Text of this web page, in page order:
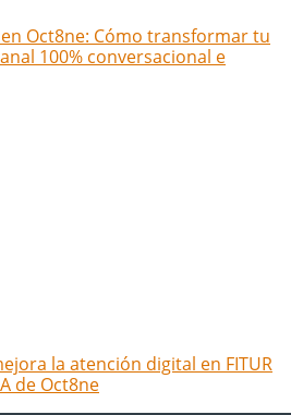
Oct8ne: Cómo transformar tu
100% conversacional e
la atención digital en FITUR
de Oct8ne